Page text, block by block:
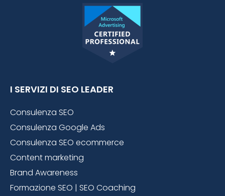
I SERVIZI DI SEO LEADER
Consulenza SEO
Consulenza Google Ads
Consulenza SEO ecommerce
Content marketing
Brand Awareness
Formazione SEO | SEO Coaching